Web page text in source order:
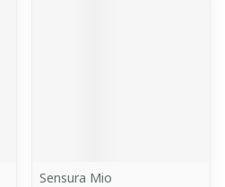
Sensura Mio